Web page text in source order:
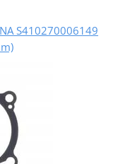
S410270006149